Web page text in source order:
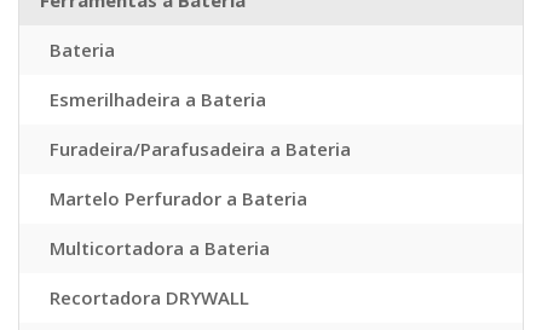
Bateria
Esmerilhadeira a Bateria
Furadeira/Parafusadeira a Bateria
Martelo Perfurador a Bateria
Multicortadora a Bateria
Recortadora DRYWALL